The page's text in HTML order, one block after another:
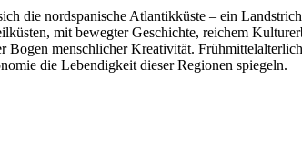
die nordspanische Atlantikküste – ein
mit bewegter Geschichte, reichem
Bogen menschlicher Kreativität.
die Lebendigkeit dieser Regionen spiegeln.